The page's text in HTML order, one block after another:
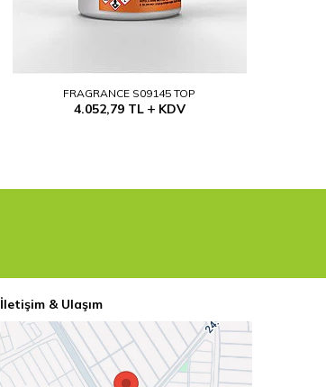
FRAGRANCE S09145 TOP
4.052,79TL KDV
İletişim & Ulaşım